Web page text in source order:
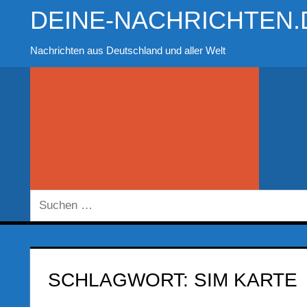
springen
DEINE-
Nachrichten aus Deutschland und aller Welt
Suchen
nach:
SCHLAGWORT: SIM KARTE